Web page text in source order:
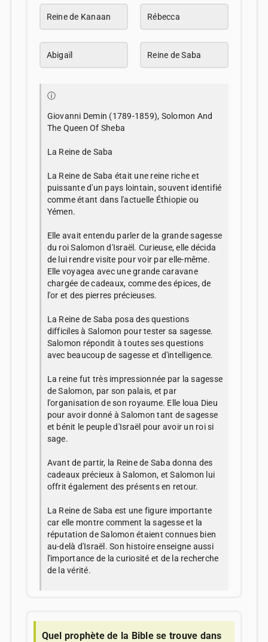
Reine de Kanaan Rébecca
Abigaïl Reine de Saba
ⓘ
Giovanni Demin (1789-1859), Solomon And
The Queen Of Sheba
La Reine de Saba
La Reine de Saba était une reine riche et
puissante d'un pays lointain, souvent identifié
comme étant dans l'actuelle Éthiopie ou
Yémen.
Elle avait entendu parler de la grande sagesse
du roi Salomon d'Israël. Curieuse, elle décida
de lui rendre visite pour voir par elle-même.
Elle voyagea avec une grande caravane
chargée de cadeaux, comme des épices, de
l'or et des pierres précieuses.
La Reine de Saba posa des questions
difficiles à Salomon pour tester sa sagesse.
Salomon répondit à toutes ses questions
avec beaucoup de sagesse et d'intelligence.
La reine fut très impressionnée par la sagesse
de Salomon, par son palais, et par
l'organisation de son royaume. Elle loua Dieu
pour avoir donné à Salomon tant de sagesse
et bénit le peuple d'Israël pour avoir un roi si
sage.
Avant de partir, la Reine de Saba donna des
cadeaux précieux à Salomon, et Salomon lui
offrit également des présents en retour.
La Reine de Saba est une figure importante
car elle montre comment la sagesse et la
réputation de Salomon étaient connues bien
au-delà d'Israël. Son histoire enseigne aussi
l'importance de la curiosité et de la recherche
de la vérité.
Quel prophète de la Bible se trouve dans